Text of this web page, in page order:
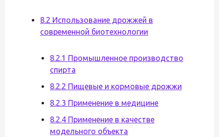
8.2 Использование дрожжей в
современной биотехнологии
8.2.1 Промышленное производство
спирта
8.2.2 Пищевые и кормовые дрожжи
8.2.3 Применение в медицине
8.2.4 Применение в качестве
модельного объекта